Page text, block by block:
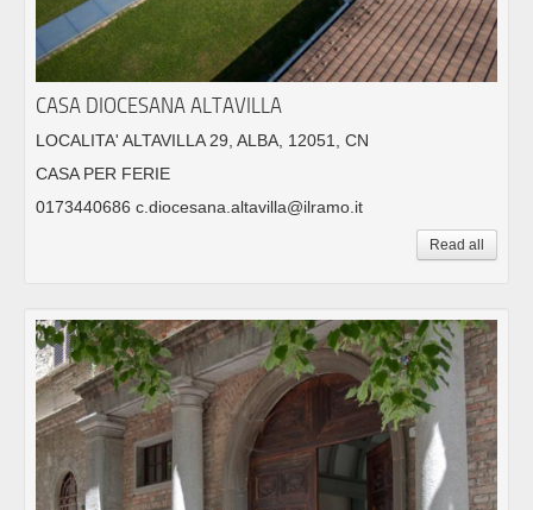
CASA DIOCESANA ALTAVILLA
LOCALITA' ALTAVILLA 29, ALBA, 12051, CN
CASA PER FERIE
0173440686 c.diocesana.altavilla@ilramo.it
Read all